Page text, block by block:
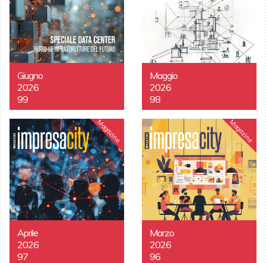
Giugno
2026
99
Maggio
2026
98
Magazine
Aprile
2026
97
Magazine
Marzo
2026
96